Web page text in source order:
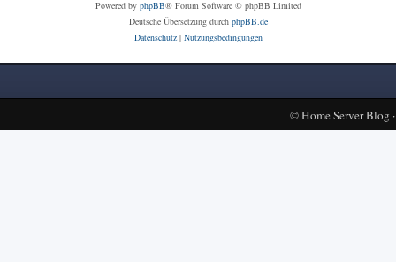
Powered by phpBB® Forum Software © phpBB Limited
Deutsche Übersetzung durch phpBB.de
Datenschutz| Nutzungsbedingungen
©Home Server Blog